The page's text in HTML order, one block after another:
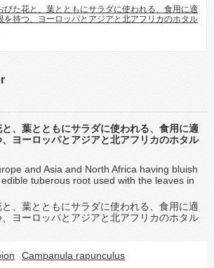
びた花と、葉とともにサラダに使われる、食用に適
を持つ、ヨーロッパとアジアと北アフリカのホタル
、葉とともにサラダに使われる、食用に適
ヨーロッパとアジアと北アフリカのホタル
and Asia and North Africa having bluish
tuberous root used with the leaves in
、葉とともにサラダに使われる、食用に適
ヨーロッパとアジアと北アフリカのホタル
Campanula rapunculus